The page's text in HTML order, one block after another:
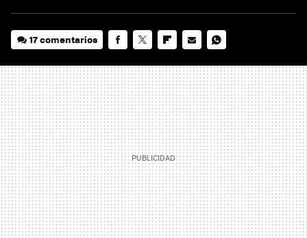
17 comentarios
MAIL